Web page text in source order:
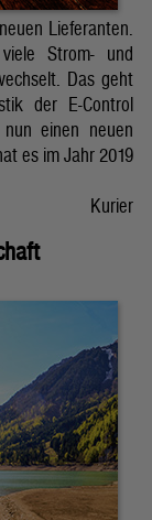
Lieferanten.
Strom- und
Das geht
der E-Control
einen neuen
es im Jahr 2019
Kurier